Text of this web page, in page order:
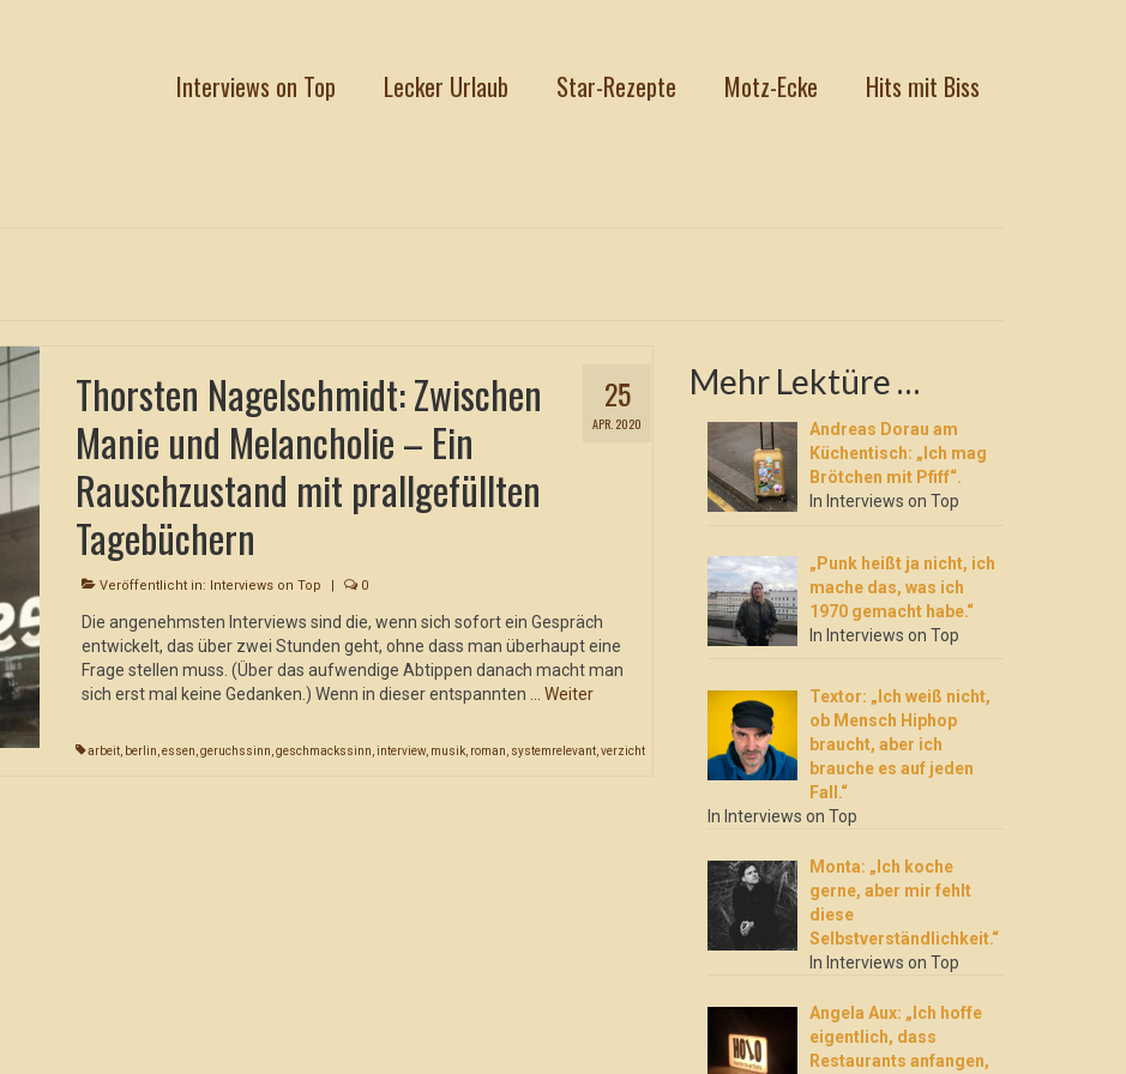
Interviews on Top Lecker Urlaub Star-Rezepte Motz-Ecke Hits mit Biss
25
APR. 2020
Thorsten Nagelschmidt: Zwischen
Manie und Melancholie – Ein
Rauschzustand mit prallgefüllten
Tagebüchern
Veröffentlicht in: Interviews on Top | 0
Die angenehmsten Interviews sind die, wenn sich sofort ein Gespräch
entwickelt, das über zwei Stunden geht, ohne dass man überhaupt eine
Frage stellen muss. (Über das aufwendige Abtippen danach macht man
sich erst mal keine Gedanken.) Wenn in dieser entspannten … Weiter
arbeit, berlin essen geruchssinn geschmackssinn interview, musik, roman systemrelevant, verzicht
Mehr Lektüre …
Andreas Dorau am
Küchentisch: „Ich mag
Brötchen mit Pfiff“.
In Interviews on Top
„Punk heißt ja nicht, ich
mache das, was ich
1970 gemacht habe.“
In Interviews on Top
Textor: „Ich weiß nicht,
ob Mensch Hiphop
braucht, aber ich
brauche es auf jeden
Fall.“
In Interviews on Top
Monta: „Ich koche
gerne, aber mir fehlt
diese
Selbstverständlichkeit.“
In Interviews on Top
Angela Aux: „Ich hoffe
eigentlich, dass
Restaurants anfangen,